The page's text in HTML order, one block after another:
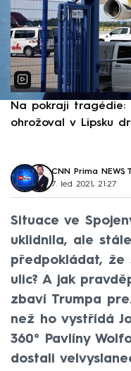
Na pokraji tragédie:
ohrožoval v Lipsku
CNN Prima NEWS,
7. led 2021, 21:27
Situace ve
uklidnila, ale
předpokládat,
ulic? A jak
zbaví Trumpa
než ho vystřídá
360° Pavlíny
dostali